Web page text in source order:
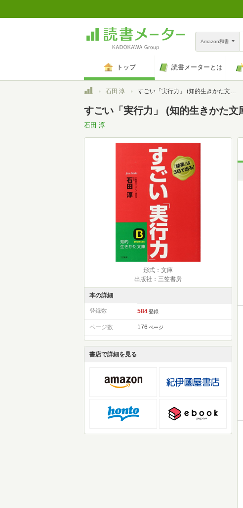
Amazon和書
トップ 読書メーターとは
トップ石田 淳 すごい「実行力」 (知的生きかた文庫 い 53-1)
すごい「実行力」 (知的生きかた文
石田 淳
形式：文庫
出版社：三笠書房
本の詳細
登録数 584 登録
ページ数 176 ページ
書店で詳細を見る